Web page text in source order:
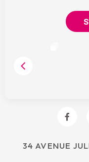
34 AVENUE